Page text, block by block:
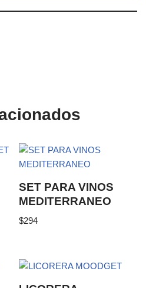
SET PARA VINOS
MEDITERRANEO
$294